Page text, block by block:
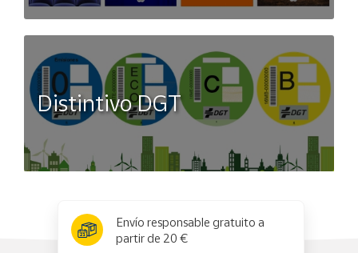
Distintivo DGT
Envío responsable gratuito a
partir de 20 €